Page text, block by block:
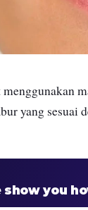
yang sesuai
show you